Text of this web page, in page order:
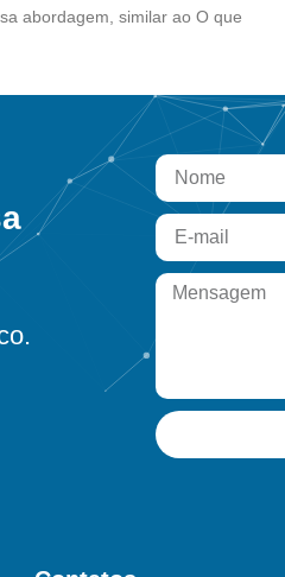
abordagem, similar ao O que